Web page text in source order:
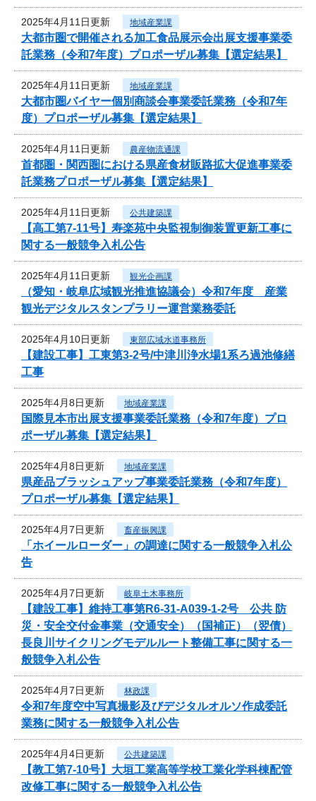
2025年4月11日更新 地域産業課
大都市圏で開催される加工食品展示会出展支援事業委
託業務（令和7年度）プロポーザル募集【選定結果】
2025年4月11日更新 地域産業課
大都市圏バイヤー個別商談会事業委託業務（令和7年
度）プロポーザル募集【選定結果】
2025年4月11日更新 農産物流通課
首都圏・関西圏における県産食材販路拡大促進事業委
託業務プロポーザル募集【選定結果】
2025年4月11日更新 公共建築課
【高工第7-11号】寿楽苑中央監視制御装置更新工事に
関する一般競争入札公告
2025年4月11日更新 観光企画課
（愛知・岐阜広域観光推進協議会）令和7年度 産業
観光デジタルスタンプラリー運営業務委託
2025年4月10日更新 東部広域水道事務所
【建設工事】工東第3-2号/中津川浄水場1系ろ過池修繕
工事
2025年4月8日更新 地域産業課
国際見本市出展支援事業委託業務（令和7年度）プロ
ポーザル募集【選定結果】
2025年4月8日更新 地域産業課
県産品ブラッシュアップ事業委託業務（令和7年度）
プロポーザル募集【選定結果】
2025年4月7日更新 畜産振興課
「ホイールローダー」の調達に関する一般競争入札公
告
2025年4月7日更新 岐阜土木事務所
【建設工事】維持工事第R6-31-A039-1-2号 公共 防
災・安全交付金事業（交通安全）（国補正）（翌債）
長良川サイクリングモデルルート整備工事に関する一
般競争入札公告
2025年4月7日更新 林政課
令和7年度空中写真撮影及びデジタルオルソ作成委託
業務に関する一般競争入札公告
2025年4月4日更新 公共建築課
【教工第7-10号】大垣工業高等学校工業化学科棟配管
改修工事に関する一般競争入札公告